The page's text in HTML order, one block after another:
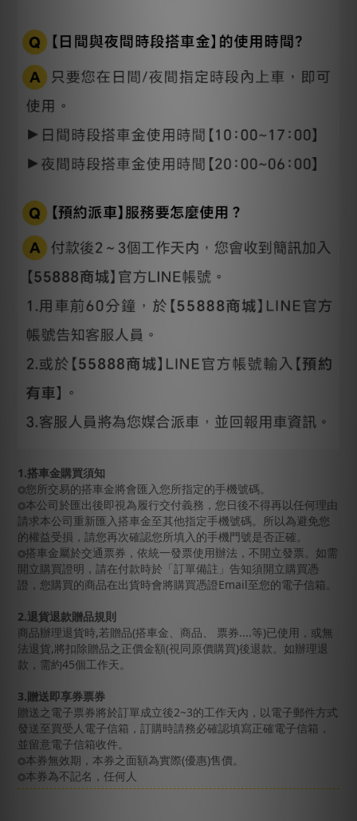
1.搭車金購買須知
◎您所交易的搭車金將會匯入您所指定的手機號碼。
◎本公司於匯出後即視為履行交付義務，您日後不得再以任何理由
請求本公司重新匯入搭車金至其他指定手機號碼。所以為避免您
的權益受損，請您再次確認您所填入的手機門號是否正確。
◎搭車金屬於交通票券，依統一發票使用辦法，不開立發票。如需
開立購買證明，請在付款時於「訂單備註」告知須開立購買憑
證，您購買的商品在出貨時會將購買憑證Email至您的電子信箱。
2.退貨退款贈品規則
商品辦理退貨時,若贈品(搭車金、商品、 票券....等)已使用，或無
法退貨,將扣除贈品之正價金額(視同原價購買)後退款。如辦理退
款，需約45個工作天。
3.贈送即享券票券
贈送之電子票券將於訂單成立後2~3的工作天內，以電子郵件方式
發送至買受人電子信箱，訂購時請務必確認填寫正確電子信箱，
並留意電子信箱收件。
◎本券無效期，本券之面額為實際(優惠)售價。
◎本券為不記名，任何人